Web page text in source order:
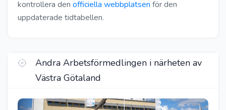
kontrollera den officiella webbplatsen för den
uppdaterade tidtabellen.
Andra Arbetsförmedlingen i närheten av
Västra Götaland